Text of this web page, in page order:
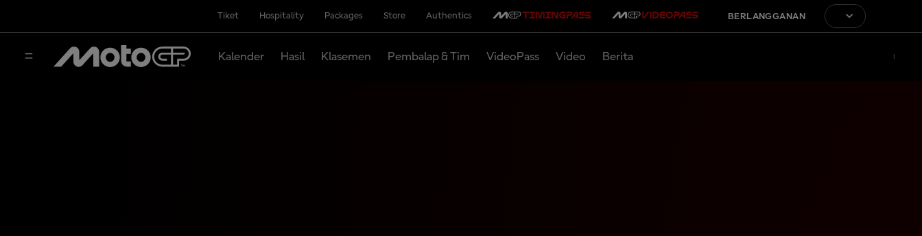
Tiket Hospitality Packages Store Authentics BERLANGGANAN
Kalender Hasil Klasemen Pembalap & Tim VideoPass Video Berita